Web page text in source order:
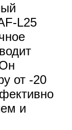
L25
от -20
и